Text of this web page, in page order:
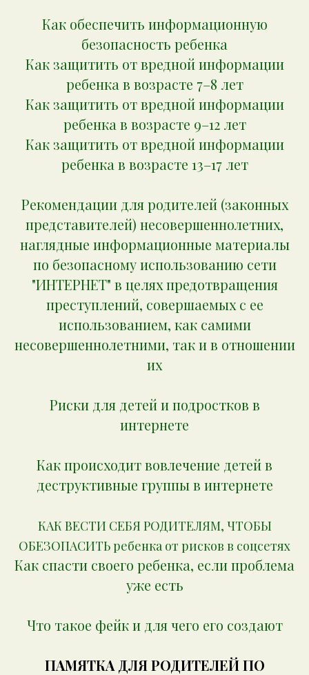
Как обеспечить информационную
безопасность ребенка
Как защитить от вредной информации
ребенка в возрасте 7–8 лет
Как защитить от вредной информации
ребенка в возрасте 9–12 лет
Как защитить от вредной информации
ребенка в возрасте 13–17 лет
Рекомендации для родителей (законных
представителей) несовершеннолетних,
наглядные информационные материалы
по безопасному использованию сети
"ИНТЕРНЕТ" в целях предотвращения
преступлений, совершаемых с ее
использованием, как самими
несовершеннолетними, так и в отношении
их
Риски для детей и подростков в
интернете
Как происходит вовлечение детей в
деструктивные группы в интернете
КАК ВЕСТИ СЕБЯ РОДИТЕЛЯМ, ЧТОБЫ
ОБЕЗОПАСИТЬ ребенка от рисков в соцсетях
Как спасти своего ребенка, если проблема
уже есть
Что такое фейк и для чего его создают
ПАМЯТКА ДЛЯ РОДИТЕЛЕЙ ПО